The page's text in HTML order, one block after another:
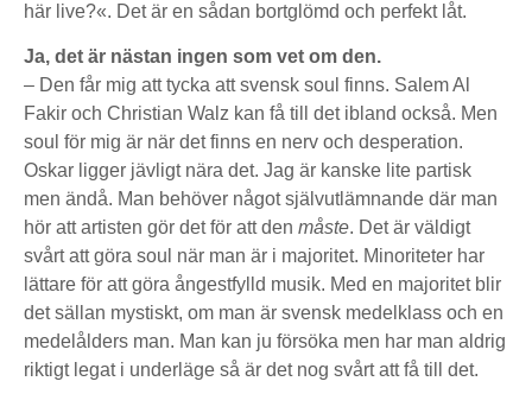
här live?«. Det är en sådan bortglömd och perfekt låt.
Ja, det är nästan ingen som vet om den.
– Den får mig att tycka att svensk soul finns. Salem Al
Fakir och Christian Walz kan få till det ibland också. Men
soul för mig är när det finns en nerv och desperation.
Oskar ligger jävligt nära det. Jag är kanske lite partisk
men ändå. Man behöver något självutlämnande där man
hör att artisten gör det för att den måste. Det är väldigt
svårt att göra soul när man är i majoritet. Minoriteter har
lättare för att göra ångestfylld musik. Med en majoritet blir
det sällan mystiskt, om man är svensk medelklass och en
medelålders man. Man kan ju försöka men har man aldrig
riktigt legat i underläge så är det nog svårt att få till det.